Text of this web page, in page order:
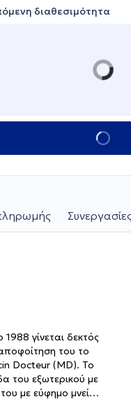
διαθεσιμότητα
γίνεται δεκτός
του το
Docteur (MD). Το
του εξωτερικού με
με εύφημο μνεία